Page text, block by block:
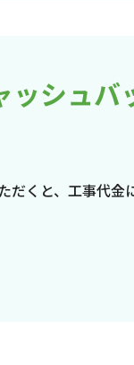
ッシュバ
だくと、工事代金